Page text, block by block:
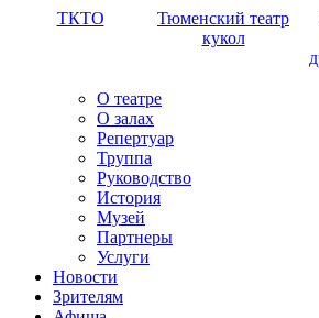
ТКТО
Тюменский театр
кукол
О театре
О залах
Репертуар
Труппа
Руководство
История
Музей
Партнеры
Услуги
Новости
Зрителям